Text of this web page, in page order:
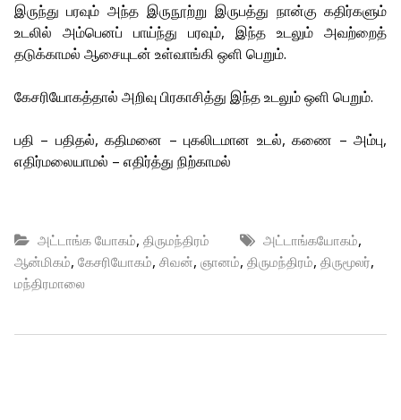
இருந்து பரவும் அந்த இருநூற்று இருபத்து நான்கு கதிர்களும்
உடலில் அம்பெனப் பாய்ந்து பரவும், இந்த உடலும் அவற்றைத்
தடுக்காமல் ஆசையுடன் உள்வாங்கி ஒளி பெறும்.
கேசரியோகத்தால் அறிவு பிரகாசித்து இந்த உடலும் ஒளி பெறும்.
பதி – பதிதல், கதிமனை – புகலிடமான உடல், கணை – அம்பு,
எதிர்மலையாமல் – எதிர்த்து நிற்காமல்
அட்டாங்க யோகம், திருமந்திரம் அட்டாங்கயோகம்,
ஆன்மிகம், கேசரியோகம், சிவன், ஞானம், திருமந்திரம், திருமூலர்,
மந்திரமாலை